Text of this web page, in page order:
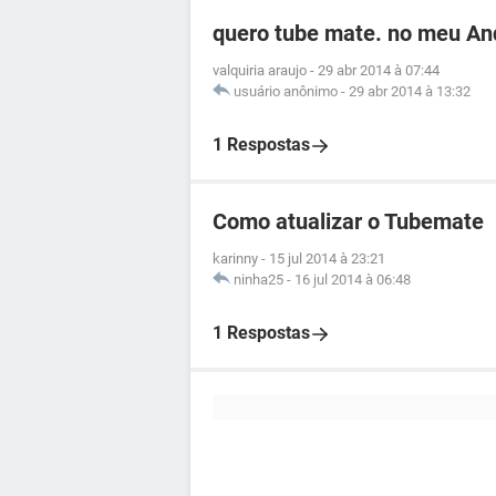
quero tube mate. no meu
valquiria araujo - 29 abr 2014 à 07:44
usuário anônimo - 29 abr 2014 à 13:32
1 Respostas
Como atualizar o Tubemate
karinny - 15 jul 2014 à 23:21
ninha25 - 16 jul 2014 à 06:48
1 Respostas